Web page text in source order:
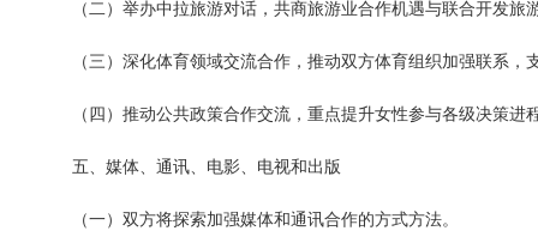
（二）举办中拉旅游对话，共商旅游业合作机遇与联合开发旅
（三）深化体育领域交流合作，推动双方体育组织加强联系
（四）推动公共政策合作交流，重点提升女性参与各级决策
五、媒体、通讯、电影、电视和出版
（一）双方将探索加强媒体和通讯合作的方式方法。